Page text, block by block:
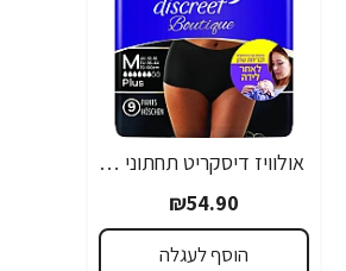
אולוויז דיסקריט תחתוני בוטיק M מדיום לאחר לידה. צבע שחור 9 יחידות
₪54.90
הוסף לעגלה